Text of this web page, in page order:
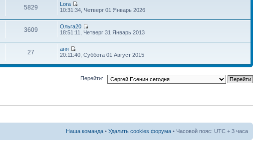
5829
Lora
10:31:34, Четверг 01 Январь 2026
3609
Ольга20
18:51:11, Четверг 31 Январь 2013
27
аня
20:11:40, Суббота 01 Август 2015
Перейти:
Наша команда • Удалить cookies форума • Часовой пояс: UTC + 3 часа